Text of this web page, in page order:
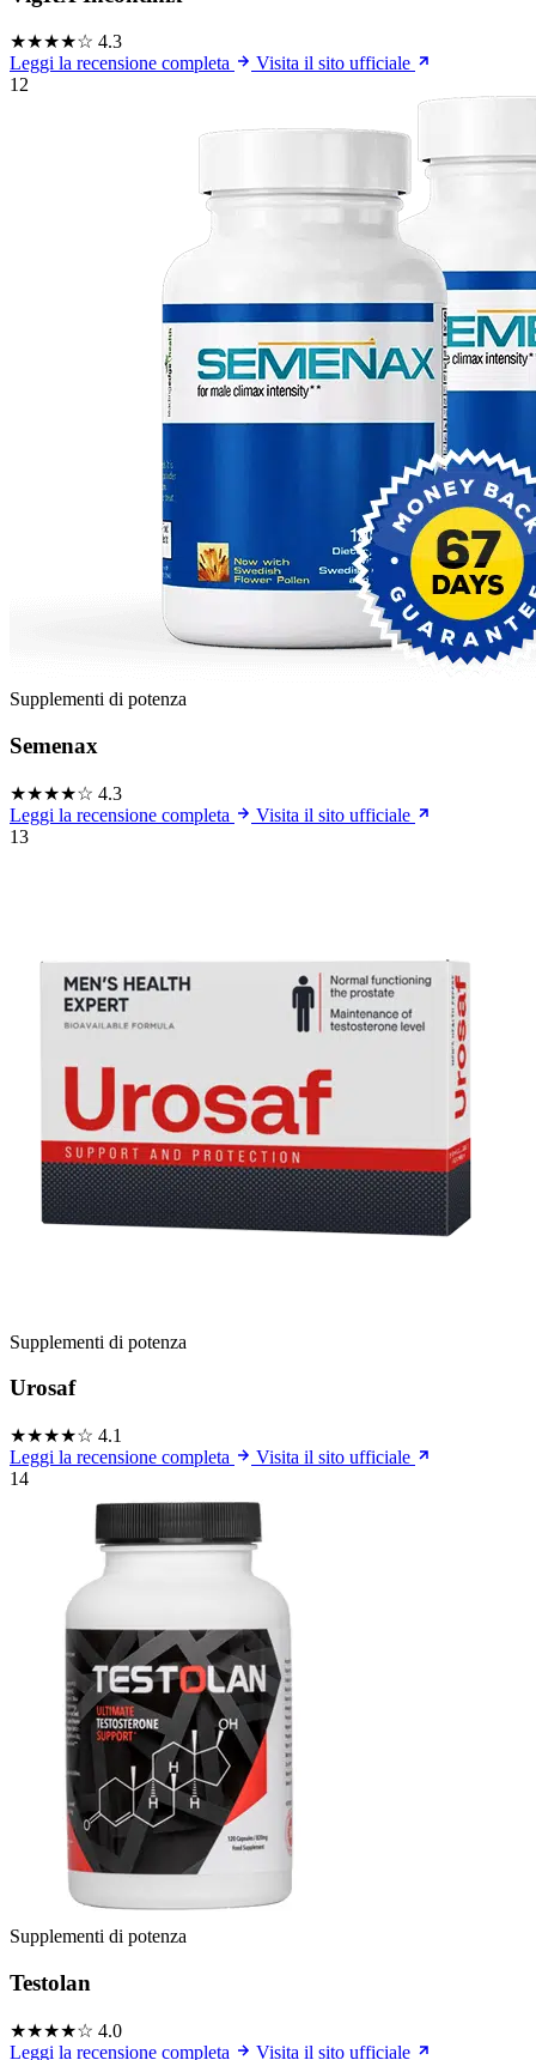
★★★★☆ 4.3
Leggi la recensione completa
Visita il sito ufficiale
12
Supplementi di potenza
Semenax
★★★★☆ 4.3
Leggi la recensione completa
Visita il sito ufficiale
13
Supplementi di potenza
Urosaf
★★★★☆ 4.1
Leggi la recensione completa
Visita il sito ufficiale
14
Supplementi di potenza
Testolan
★★★★☆ 4.0
Leggi la recensione completa
Visita il sito ufficiale